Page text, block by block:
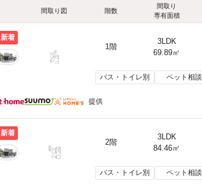
間取り図 階数
間取り
専有面積
新着
1階
3LDK
69.89㎡
バス・トイレ別 ペット相談
提供
新着
2階
3LDK
84.46㎡
バス・トイレ別 ペット相談